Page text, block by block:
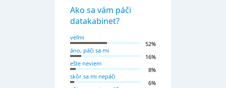
Ako sa vám páči
datakabinet?
veľmi
52%
áno, páči sa mi
16%
ešte neviem
8%
skôr sa mi nepáči
6%